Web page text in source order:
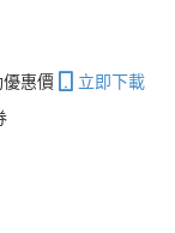
惠價
立即下載